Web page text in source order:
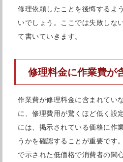
SMART恵比寿店は恵比寿駅より
あるので、待ち時間に探してみ
ね。
の修理、バッテリー交換や
承っている老舗の修理店です。
iPhoneとマックをお使いの方や
イドも使っているという方には
修理依頼したことを後悔するよ
いでしょう。ここでは失敗しな
て書いていきます。
修理料金に作業費が
作業費が修理料金に含まれてい
に、修理費用が驚くほど低く設
には、掲示されている価格に作
うかを確認することが重要です
で示された低価格で消費者の関